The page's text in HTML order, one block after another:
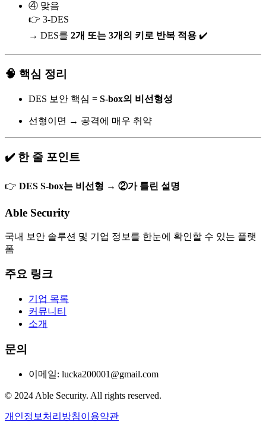
④ 맞음
👉 3-DES
→ DES를 2개 또는 3개의 키로 반복 적용 ✔️
🧠 핵심 정리
DES 보안 핵심 = S-box의 비선형성
선형이면 → 공격에 매우 취약
✔️ 한 줄 포인트
👉 DES S-box는 비선형 → ②가 틀린 설명
Able Security
국내 보안 솔루션 및 기업 정보를 한눈에 확인할 수 있는 플랫
폼
주요 링크
기업 목록
커뮤니티
소개
문의
이메일: lucka200001@gmail.com
© 2024 Able Security. All rights reserved.
개인정보처리방침이용약관